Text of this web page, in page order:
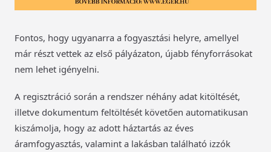
Fontos, hogy ugyanarra a fogyasztási helyre, amellyel
már részt vettek az első pályázaton, újabb fényforrásokat
nem lehet igényelni.
A regisztráció során a rendszer néhány adat kitöltését,
illetve dokumentum feltöltését követően automatikusan
kiszámolja, hogy az adott háztartás az éves
áramfogyasztás, valamint a lakásban található izzók